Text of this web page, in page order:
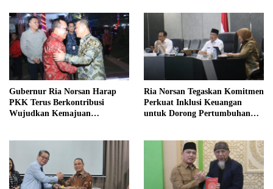
Gubernur Ria Norsan Harap
PKK Terus Berkontribusi
Wujudkan Kemajuan
Ria Norsan Tegaskan Komitmen
Perkuat Inklusi Keuangan
untuk Dorong Pertumbuhan